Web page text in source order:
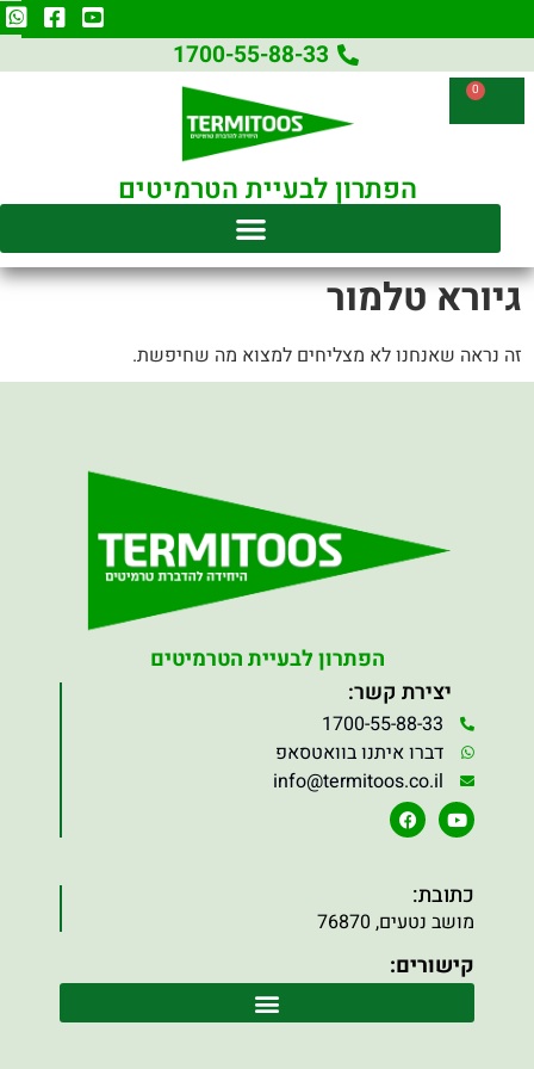
1700-55-88-33
0
הפתרון לבעיית הטרמיטים
גיורא טלמור
זה נראה שאנחנו לא מצליחים למצוא מה שחיפשת.
הפתרון לבעיית הטרמיטים
יצירת קשר:
1700-55-88-33
דברו איתנו בוואטסאפ
info@termitoos.co.il
כתובת:
מושב נטעים, 76870
קישורים: